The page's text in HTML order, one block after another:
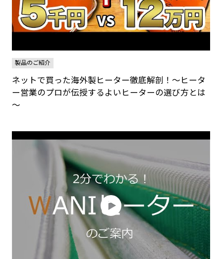
製品のご紹介
ネットで買った海外製ヒーター徹底解剖！～ヒータ
ー営業のプロが伝授するよいヒーターの選び方とは
～